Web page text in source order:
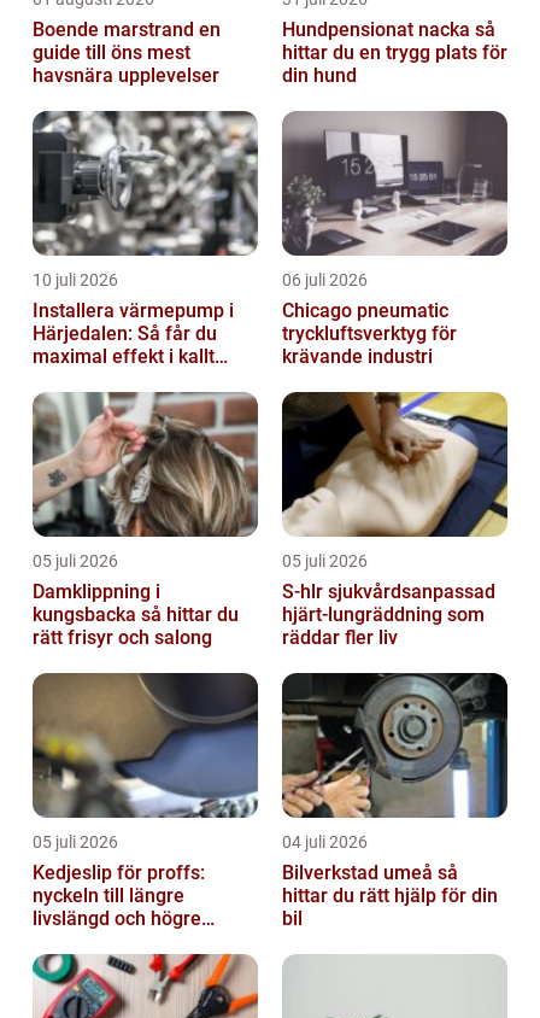
Boende marstrand en
guide till öns mest
havsnära upplevelser
Hundpensionat nacka så
hittar du en trygg plats för
din hund
10 juli 2026
Installera värmepump i
Härjedalen: Så får du
maximal effekt i kallt
06 juli 2026
Chicago pneumatic
tryckluftsverktyg för
krävande industri
05 juli 2026
Damklippning i
kungsbacka så hittar du
rätt frisyr och salong
05 juli 2026
S-hlr sjukvårdsanpassad
hjärt-lungräddning som
räddar fler liv
05 juli 2026
Kedjeslip för proffs:
nyckeln till längre
livslängd och högre
04 juli 2026
Bilverkstad umeå så
hittar du rätt hjälp för din
bil